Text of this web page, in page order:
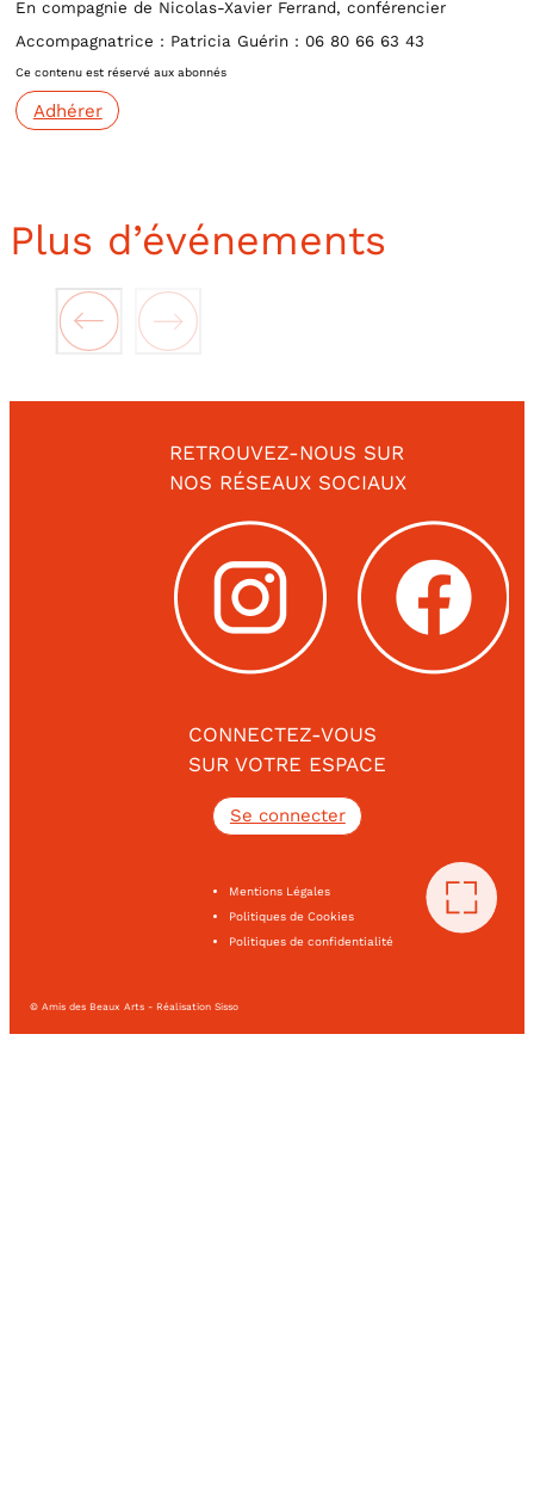
En compagnie de Nicolas-Xavier Ferrand, conférencier
Accompagnatrice : Patricia Guérin : 06 80 66 63 43
Ce contenu est réservé aux abonnés
Adhérer
Plus d’événements
RETROUVEZ-NOUS SUR
NOS RÉSEAUX SOCIAUX
CONNECTEZ-VOUS
SUR VOTRE ESPACE
Se connecter
Mentions Légales
Politiques de Cookies
Politiques de confidentialité
© Amis des Beaux Arts - Réalisation Sisso